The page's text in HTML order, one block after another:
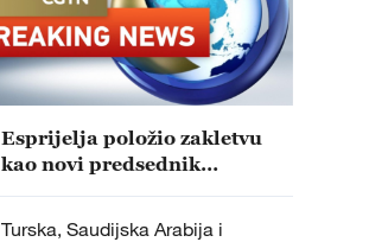
Esprijelja položio zakletvu
kao novi predsednik
Turska, Saudijska Arabija i